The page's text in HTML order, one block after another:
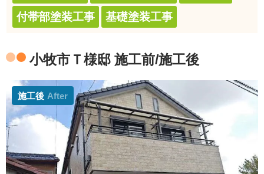
付帯部塗装工事
基礎塗装工事
小牧市Ｔ様邸 施工前/施工後
施工後 After